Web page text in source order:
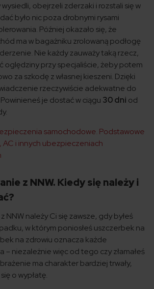
obejrzeli zderzaki i rozstali się w
było nic poza drobnymi rysami
Później okazało się, że
ma w bagażniku zrolowaną podłogę
Nie każdy zauważy taką rzecz,
oględziny przy specjaliście, żeby potem
za szkodę z własnej kieszeni. Dzięki
rzeczywiście adekwatne do
je dostać w ciągu 30 dni od
samochodowe. Podstawowe
AC i innych ubezpieczeniach
z NNW. Kiedy się należy i
NNW należy Ci się zawsze, gdy byłeś
w którym poniosłeś uszczerbek na
na zdrowiu oznacza każde
– niezależnie więc od tego czy złamałeś
ma charakter bardziej trwały,
o wypłatę.